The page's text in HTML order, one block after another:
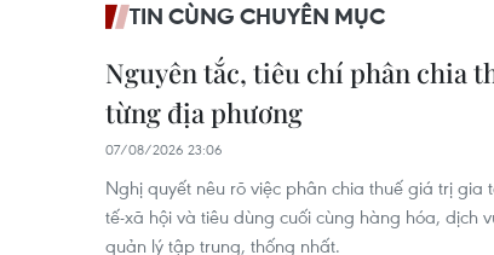
TIN CÙNG CHUYÊN MỤC
Nguyên tắc, tiêu chí phân chia
từng địa phương
07/08/2026 23:06
Nghị quyết nêu rõ việc phân chia thuế giá trị
tế-xã hội và tiêu dùng cuối cùng hàng hóa,
quản lý tập trung, thống nhất.